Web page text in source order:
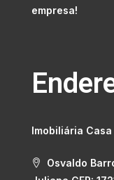
empresa!
Imobiliária
Osvaldo